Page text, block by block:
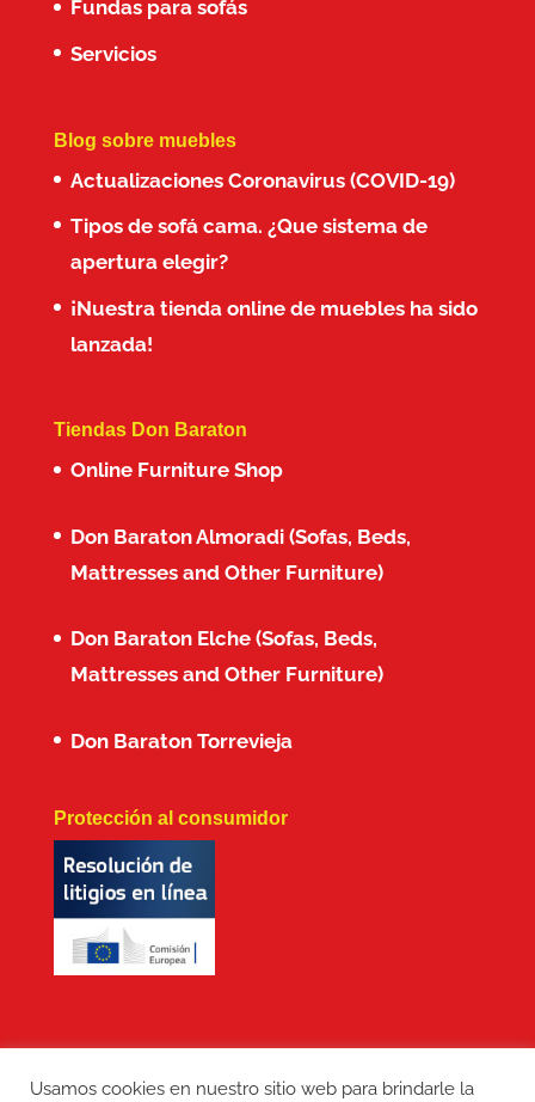
Fundas para sofás
Servicios
Blog sobre muebles
Actualizaciones Coronavirus (COVID-19)
Tipos de sofá cama. ¿Que sistema de
apertura elegir?
¡Nuestra tienda online de muebles ha sido
lanzada!
Tiendas Don Baraton
Online Furniture Shop
Don Baraton Almoradi (Sofas, Beds,
Mattresses and Other Furniture)
Don Baraton Elche (Sofas, Beds,
Mattresses and Other Furniture)
Don Baraton Torrevieja
Protección al consumidor
Usamos cookies en nuestro sitio web para brindarle la